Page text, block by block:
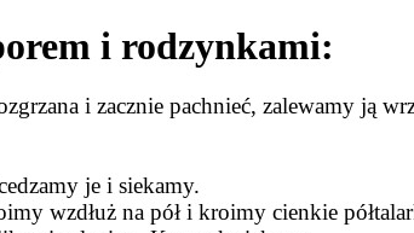
i rodzynkami:
i zacznie pachnieć, zalewamy ją
je i siekamy.
wzdłuż na pół i kroimy cienkie